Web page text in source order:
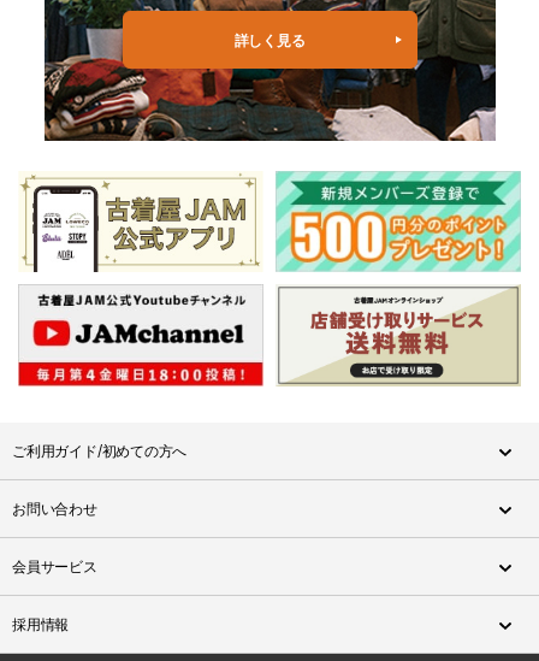
詳しく見る
ご利用ガイド/初めての方へ
お問い合わせ
会員サービス
採用情報